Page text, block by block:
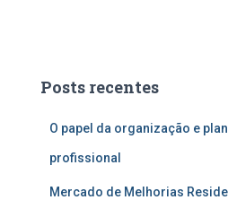
Posts recentes
O papel da organização e
profissional
Mercado de Melhorias